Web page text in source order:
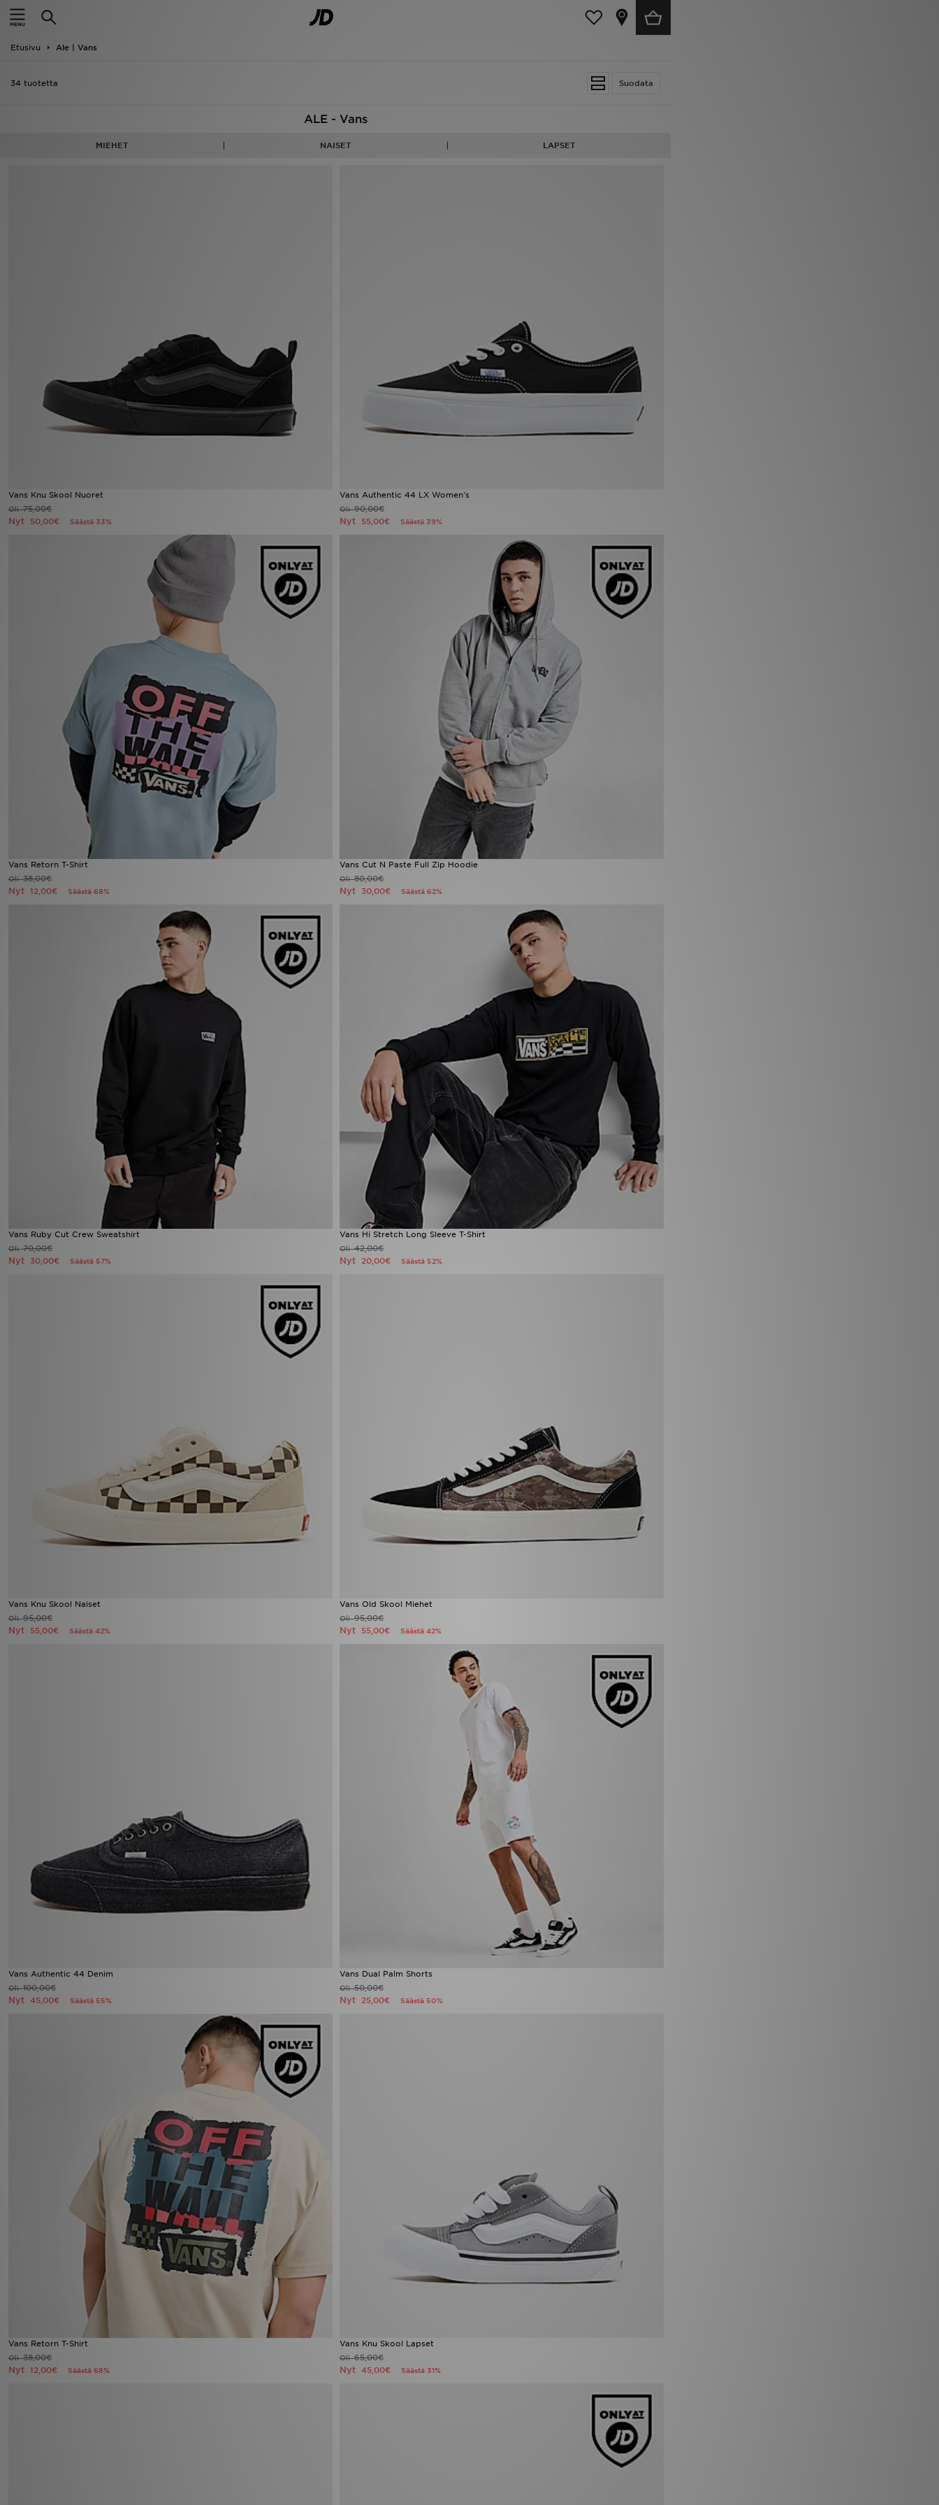
Etusivu Ale | Vans
Suodata
34 tuotetta
ALE - Vans
MIEHET NAISET LAPSET
Vans Knu Skool Nuoret
Oli75,00€
Nyt 50,00€ Säästä 33%
Vans Authentic 44 LX Women's
Oli90,00€
Nyt 55,00€ Säästä 39%
Vans Retorn T-Shirt
Oli38,00€
Nyt 12,00€ Säästä 68%
Vans Cut N Paste Full Zip Hoodie
Oli80,00€
Nyt 30,00€ Säästä 62%
Vans Ruby Cut Crew Sweatshirt
Oli70,00€
Nyt 30,00€ Säästä 57%
Vans Hi Stretch Long Sleeve T-Shirt
Oli42,00€
Nyt 20,00€ Säästä 52%
Vans Knu Skool Naiset
Oli95,00€
Nyt 55,00€ Säästä 42%
Vans Old Skool Miehet
Oli95,00€
Nyt 55,00€ Säästä 42%
Vans Authentic 44 Denim
Oli100,00€
Nyt 45,00€ Säästä 55%
Vans Dual Palm Shorts
Oli50,00€
Nyt 25,00€ Säästä 50%
Vans Retorn T-Shirt
Oli38,00€
Nyt 12,00€ Säästä 68%
Vans Knu Skool Lapset
Oli65,00€
Nyt 45,00€ Säästä 31%
Etusivu
Uutuudet
Minun JD